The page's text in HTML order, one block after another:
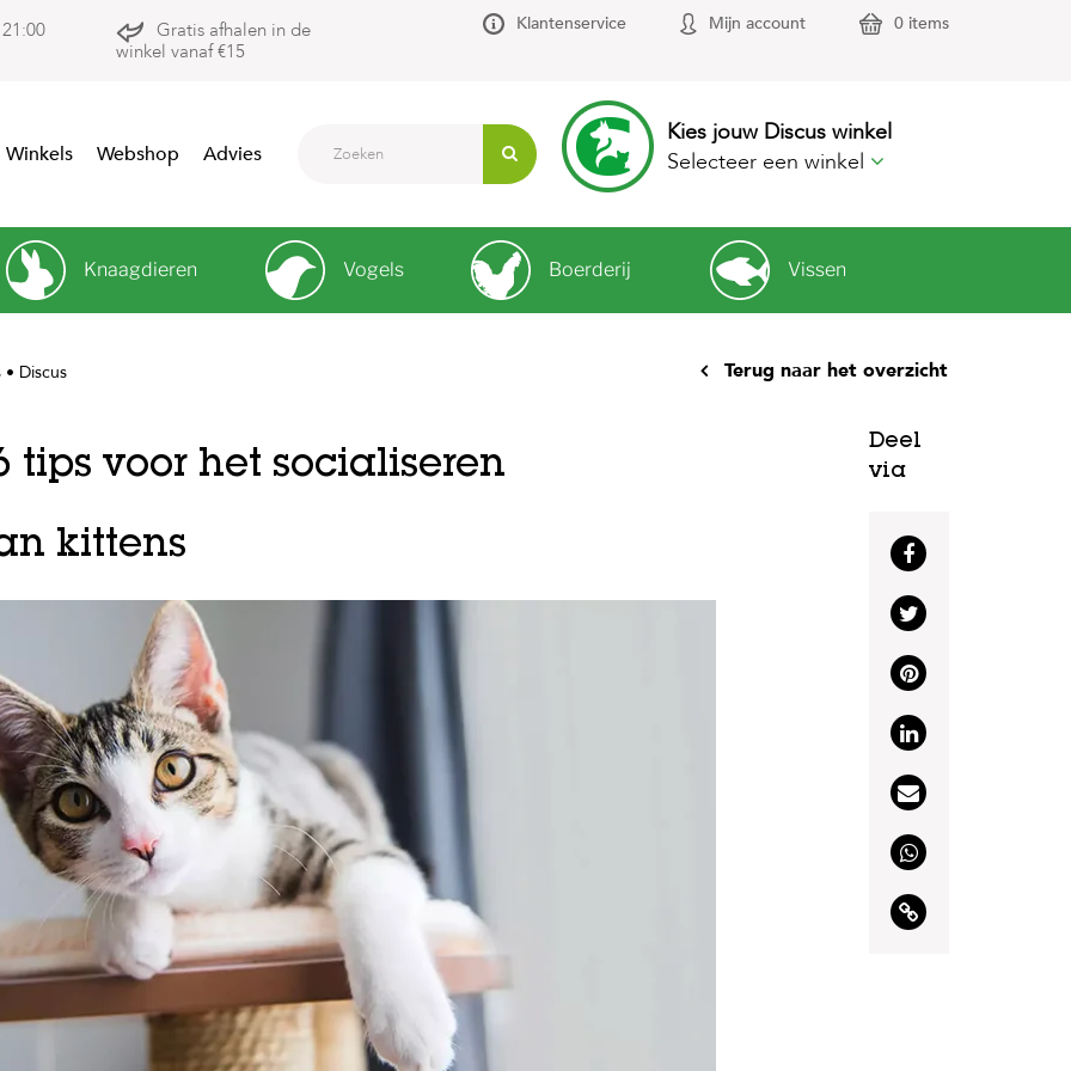
Gratis afhalen in de
winkel vanaf €15
Klantenservice Mijn account 0 items
Winkels Webshop Advies
Kies jouw Discus winkel
Selecteer een winkel
Knaagdieren Vogels Boerderij Vissen
Discus Terug naar het overzicht
tips voor het socialiseren
kittens
Deel
via